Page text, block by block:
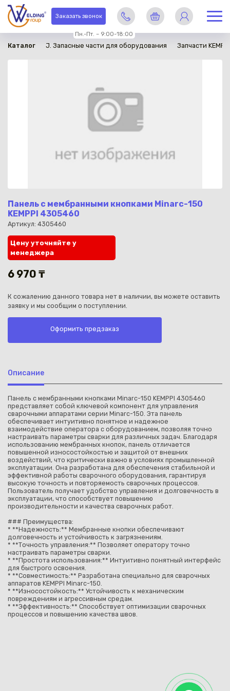
Заказать звонок
Пн.-Пт. – 9:00-18:00
Каз
Каталог J. Запасные части для оборудования Запчасти KEMPPI
Панель с мембранными кнопками Minarc-150
KEMPPI 4305460
Артикул: 4305460
в наличии
Цену уточняйте у
менеджера
6 970 ₸
К сожалению данного товара нет в наличии, вы можете оставить
заявку и мы сообщим о поступлении.
Оформить предзаказ
Описание
Панель с мембранными кнопками Minarc-150 KEMPPI 4305460
представляет собой ключевой компонент для управления
сварочными аппаратами серии Minarc-150. Эта панель
обеспечивает интуитивно понятное и надежное
взаимодействие оператора с оборудованием, позволяя точно
настраивать параметры сварки для различных задач. Благодаря
использованию мембранных кнопок, панель отличается
повышенной износостойкостью и защитой от внешних
воздействий, что критически важно в условиях промышленной
эксплуатации. Она разработана для обеспечения стабильной и
эффективной работы сварочного оборудования, гарантируя
высокую точность и повторяемость сварочных процессов.
Пользователь получает удобство управления и долговечность в
эксплуатации, что способствует повышению
производительности и качества сварочных работ.
### Преимущества:
* **Надежность:** Мембранные кнопки обеспечивают
долговечность и устойчивость к загрязнениям.
* **Точность управления:** Позволяет оператору точно
настраивать параметры сварки.
* **Простота использования:** Интуитивно понятный интерфейс
для быстрого освоения.
* **Совместимость:** Разработана специально для сварочных
аппаратов KEMPPI Minarc-150.
* **Износостойкость:** Устойчивость к механическим
повреждениям и агрессивным средам.
* **Эффективность:** Способствует оптимизации сварочных
процессов и повышению качества швов.